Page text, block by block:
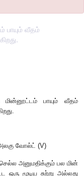
பாயும் வீதம்
வழியே